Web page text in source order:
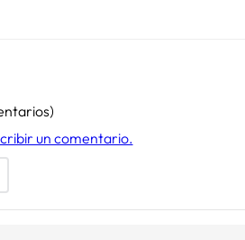
un comentario.